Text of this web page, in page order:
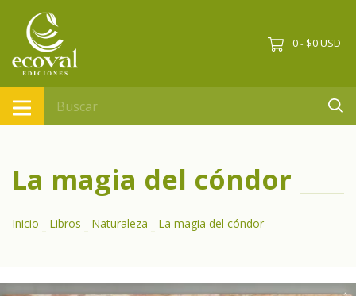
0 - $0 USD
La magia del cóndor
Inicio - Libros - Naturaleza - La magia del cóndor